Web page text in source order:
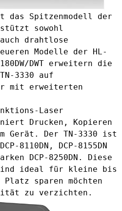
das Spitzenmodell der
sowohl
drahtlose
Modelle der HL-
DWT erweitern die
3330 auf
mit erweiterten
Laser
Drucken, Kopieren
Gerät. Der TN-3330 ist
8110DN, DCP-8155DN
DCP-8250DN. Diese
ideal für kleine bis
sparen möchten
zu verzichten.